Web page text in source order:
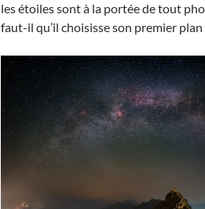
les étoiles sont à la portée de tout
faut-il qu’il choisisse son premier plan